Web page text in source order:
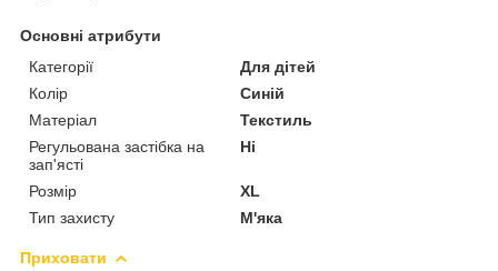
Основні атрибути
Категорії
Для дітей
Колір
Синій
Матеріал
Текстиль
Регульована застібка на
зап'ясті
Ні
Розмір
XL
Тип захисту
М'яка
Приховати